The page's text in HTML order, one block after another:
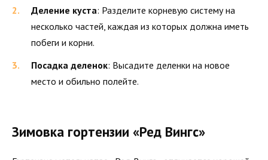
Деление куста: Разделите корневую систему на
несколько частей, каждая из которых должна иметь
побеги и корни.
Посадка деленок: Высадите деленки на новое
место и обильно полейте.
Зимовка гортензии «Ред Вингс»